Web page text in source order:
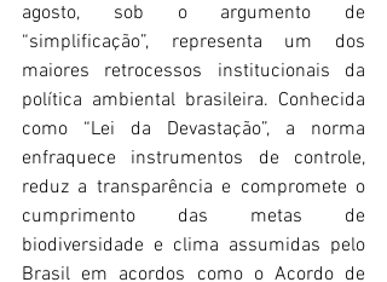
agosto, sob o argumento de
“simplificação”, representa um dos
maiores retrocessos institucionais da
política ambiental brasileira. Conhecida
como “Lei da Devastação”, a norma
enfraquece instrumentos de controle,
reduz a transparência e compromete o
cumprimento das metas de
biodiversidade e clima assumidas pelo
Brasil em acordos como o Acordo de